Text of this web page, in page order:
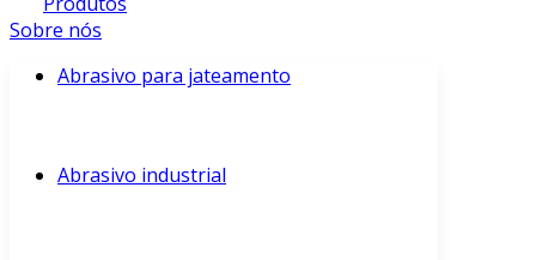
Sobre nós
Abrasivo para jateamento
Abrasivo industrial